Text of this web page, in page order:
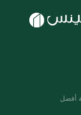
أفضل